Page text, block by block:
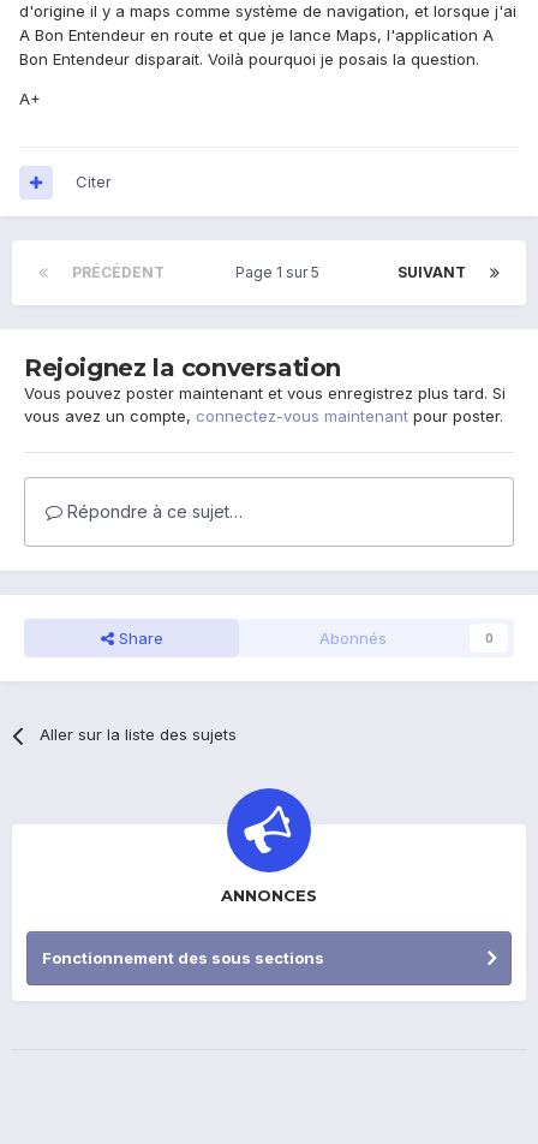
d'origine il y a maps comme système de navigation, et lorsque j'ai
A Bon Entendeur en route et que je lance Maps, l'application A
Bon Entendeur disparait. Voilà pourquoi je posais la question.
A+
Citer
PRÉCÉDENT SUIVANT
Page 1 sur 5
Rejoignez la conversation
Vous pouvez poster maintenant et vous enregistrez plus tard. Si
vous avez un compte, connectez-vous maintenant pour poster.
Répondre à ce sujet…
Share Abonnés 0
Aller sur la liste des sujets
ANNONCES
Fonctionnement des sous sections